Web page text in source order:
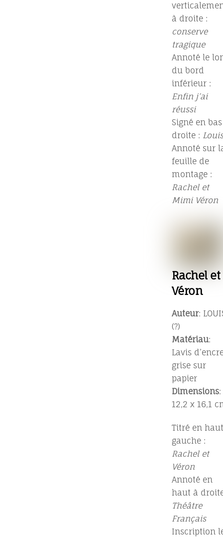
à droite :
conserve
tragique
Annoté le
du bord
inférieur :
Enfin j’ai
réussi
Signé en
droite : Louis
Annoté sur
feuille de
montage :
Rachel et
Mimi Véron
Rachel et
Véron
Auteur:
(?)
Matériau:
Lavis
grise sur
papier
Dimensions:
12,2 x 16,1
Titré en
gauche :
Rachel et
Véron
Annoté en
haut à
Théâtre
Français
Inscription